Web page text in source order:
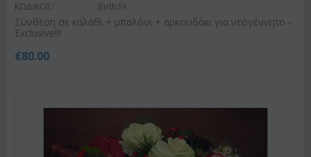
ΚΩΔΙΚΟΣ: Birth39
Σύνθεση σε καλάθι + μπαλόνι + αρκουδάκι για νεογέννητο -
Exclusive!!!
€80.00